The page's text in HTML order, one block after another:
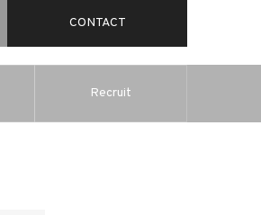
CONTACT
Recruit